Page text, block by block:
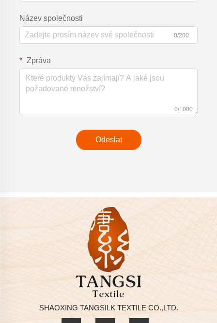
Název společnosti
0/200
Zpráva
0/1000
Odeslat
SHAOXING TANGSILK TEXTILE CO.,LTD.